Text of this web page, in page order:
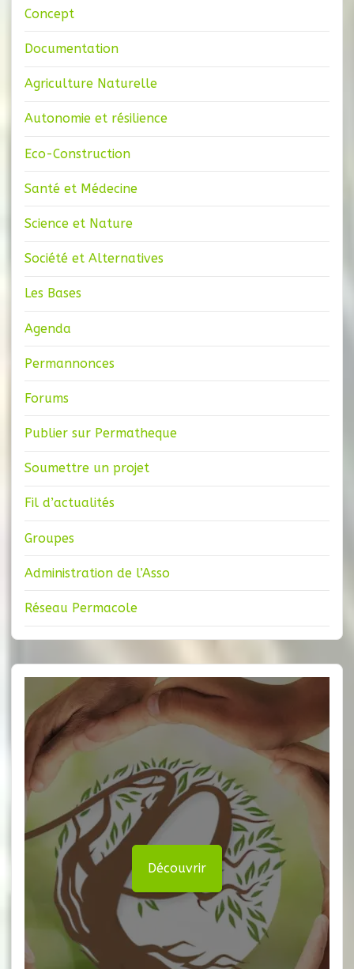
Concept
Documentation
Agriculture Naturelle
Autonomie et résilience
Eco-Construction
Santé et Médecine
Science et Nature
Société et Alternatives
Les Bases
Agenda
Permannonces
Forums
Publier sur Permatheque
Soumettre un projet
Fil d’actualités
Groupes
Administration de l’Asso
Réseau Permacole
Découvrir